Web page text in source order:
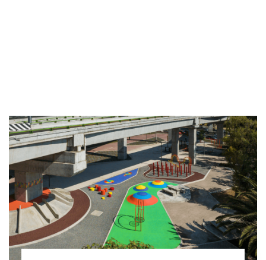
LANDUUM
COLABORADORES
CONSEJO HONORÍFICO